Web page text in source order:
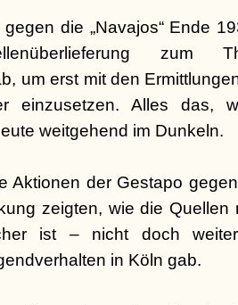
die „Navajos“ Ende
zum
um erst mit den
einzusetzen. Alles das,
weitgehend im Dunkeln.
Aktionen der Gestapo
zeigten, wie die
ist – nicht doch
in Köln gab.